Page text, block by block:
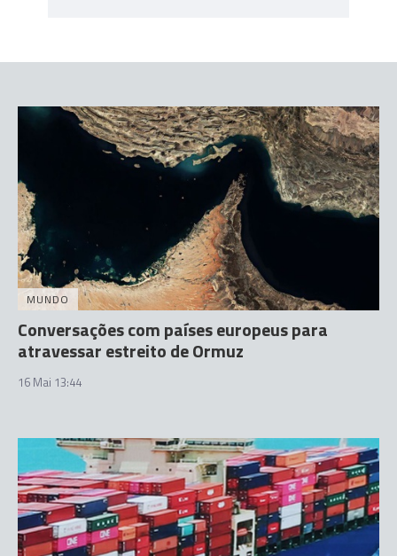
MUNDO
Conversações com países europeus para
atravessar estreito de Ormuz
16 Mai 13:44